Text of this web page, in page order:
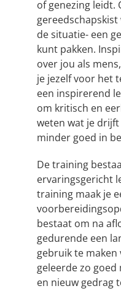
of genezing leidt.
de situatie- een
kunt pakken.
over jou als
je jezelf voor het
een inspirerend
om kritisch en
weten wat je
minder goed in
De training
ervaringsgericht
training maak je
bestaat om na
gedurende een
gebruik te
geleerde zo
en nieuw gedrag